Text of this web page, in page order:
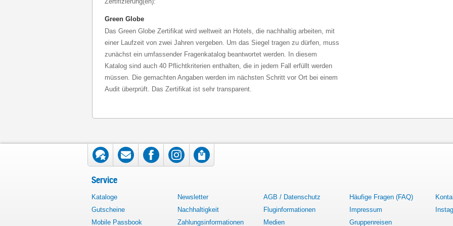
Green Globe
Das Green Globe Zertifikat wird weltweit an Hotels, die nachhaltig arbeiten, mit
einer Laufzeit von zwei Jahren vergeben. Um das Siegel tragen zu dürfen, muss
zunächst ein umfassender Fragenkatalog beantwortet werden. In diesem
Katalog sind auch 40 Pflichtkriterien enthalten, die in jedem Fall erfüllt werden
müssen. Die gemachten Angaben werden im nächsten Schritt vor Ort bei einem
Audit überprüft. Das Zertifikat ist sehr transparent.
Service
Kataloge Newsletter AGB / Datenschutz Häufige Fragen (FAQ)
Gutscheine
Nachhaltigkeit Fluginformationen Impressum
Mobile Passbook
Zahlungsinformationen Medien Gruppenreisen